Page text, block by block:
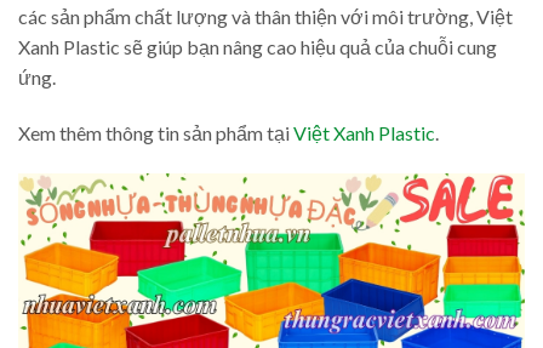
các sản phẩm chất lượng và thân thiện với môi trường, Việt
Xanh Plastic sẽ giúp bạn nâng cao hiệu quả của chuỗi cung
ứng.
Xem thêm thông tin sản phẩm tạiViệt Xanh Plastic.